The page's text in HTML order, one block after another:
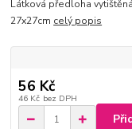
Látková předloha
27x27cm celý popis
56 Kč
46 Kč bez DPH